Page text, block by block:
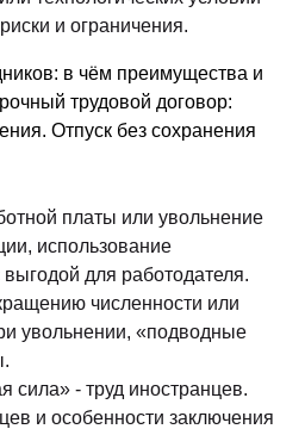
и ограничения.
в чём преимущества и
трудовой договор:
Отпуск без сохранения
платы или увольнение
использование
для работодателя.
численности или
увольнении, «подводные
сила» - труд иностранцев.
и особенности заключения